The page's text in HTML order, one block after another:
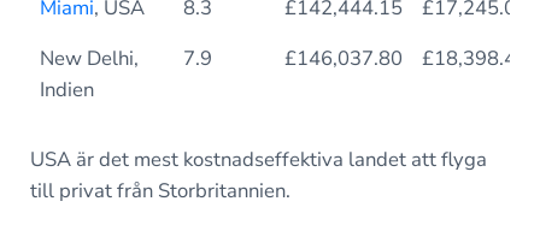
Miami, USA 8.3 £142,444.15
£17,245.05
New Delhi,
Indien
7.9 £146,037.80 £18,398.46
USA är det mest kostnadseffektiva landet att flyga
till privat från Storbritannien.